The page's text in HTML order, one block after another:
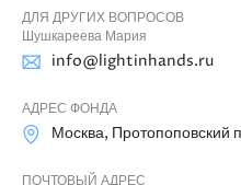
ДЛЯ ДРУГИХ ВОПРОСОВ
Шушкареева Мария
info@lightinhands.ru
АДРЕС ФОНДА
Москва, Протопоповский